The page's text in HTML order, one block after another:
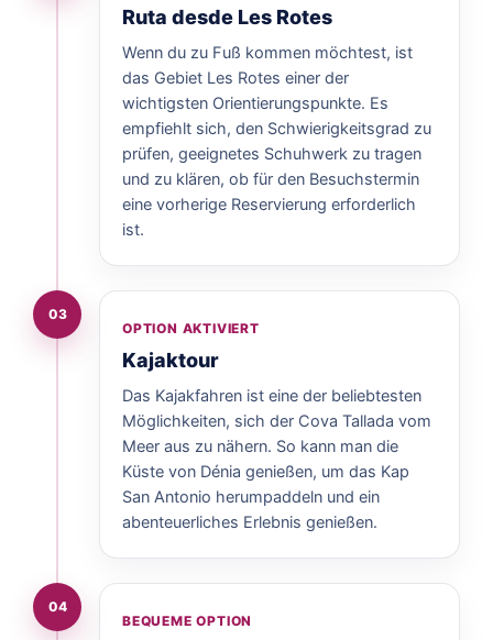
Ruta desde Les Rotes
Wenn du zu Fuß kommen möchtest, ist
das Gebiet Les Rotes einer der
wichtigsten Orientierungspunkte. Es
empfiehlt sich, den Schwierigkeitsgrad zu
prüfen, geeignetes Schuhwerk zu tragen
und zu klären, ob für den Besuchstermin
eine vorherige Reservierung erforderlich
ist.
03
OPTION AKTIVIERT
Kajaktour
Das Kajakfahren ist eine der beliebtesten
Möglichkeiten, sich der Cova Tallada vom
Meer aus zu nähern. So kann man die
Küste von Dénia genießen, um das Kap
San Antonio herumpaddeln und ein
abenteuerliches Erlebnis genießen.
04
BEQUEME OPTION